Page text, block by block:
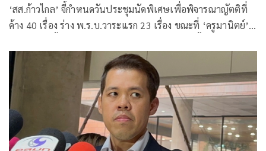
‘สส.ก้าวไกล’ จี้กำหนดวันประชุมนัดพิเศษเพื่อพิจารณาญัตติที่
ค้าง 40 เรื่อง ร่าง พ.ร.บ.วาระแรก 23 เรื่อง ขณะที่ ‘ครูมานิตย์’